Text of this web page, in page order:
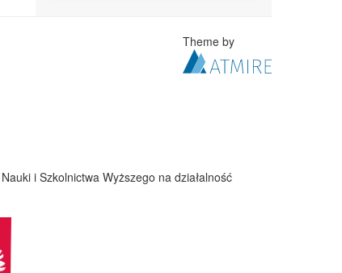
Theme by
i Szkolnictwa Wyższego na działalność